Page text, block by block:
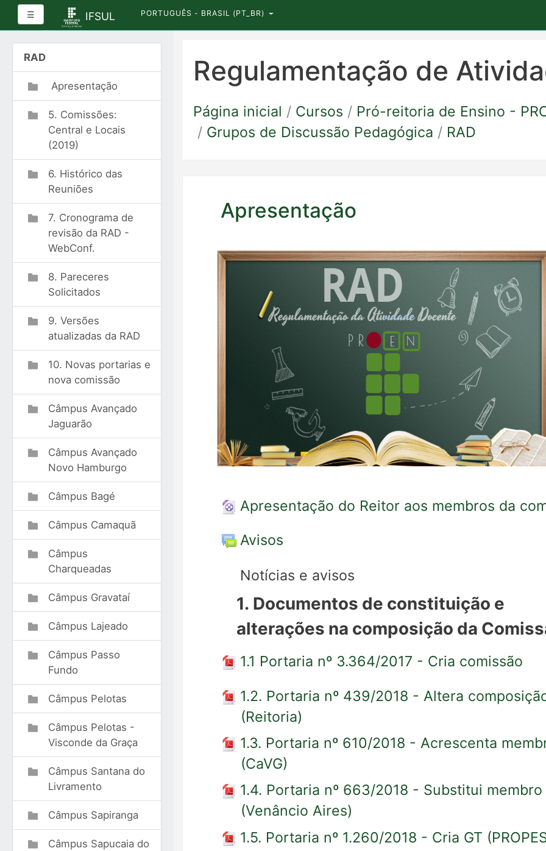
conteúdo
☰ Painel lateral IFSUL PORTUGUÊS - BRASIL ‎(PT_BR)‎
Regulamentação de
Página inicial Cursos Pró-reitoria de Ensino -
Grupos de Discussão Pedagógica
RAD
Apresentação
Apresentação do Reitor aos membros da
Avisos
Notícias e avisos
1. Documentos de constituição e
alterações na composição da
1.1 Portaria nº 3.364/2017 - Cria comissão
1.2. Portaria nº 439/2018 - Altera
(Reitoria)
1.3. Portaria nº 610/2018 - Acrescenta
(CaVG)
1.4. Portaria nº 663/2018 - Substitui membro
(Venâncio Aires)
1.5. Portaria nº 1.260/2018 - Cria GT
RAD
Apresentação
5. Comissões:
Central e Locais
(2019)
6. Histórico das
Reuniões
7. Cronograma de
revisão da RAD -
WebConf.
8. Pareceres
Solicitados
9. Versões
atualizadas da RAD
10. Novas portarias e
nova comissão
Câmpus Avançado
Jaguarão
Câmpus Avançado
Novo Hamburgo
Câmpus Bagé
Câmpus Camaquã
Câmpus
Charqueadas
Câmpus Gravataí
Câmpus Lajeado
Câmpus Passo
Fundo
Câmpus Pelotas
Câmpus Pelotas -
Visconde da Graça
Câmpus Santana do
Livramento
Câmpus Sapiranga
Câmpus Sapucaia do